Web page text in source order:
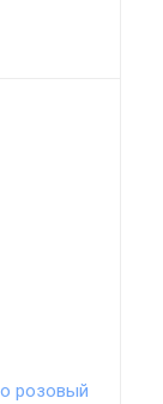
розовый